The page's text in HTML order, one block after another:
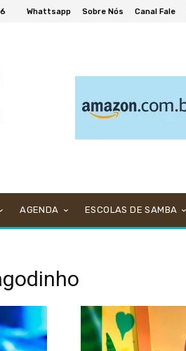
Whattsapp Sobre Nós Canal Fale
AGENDA ESCOLAS DE SAMBA